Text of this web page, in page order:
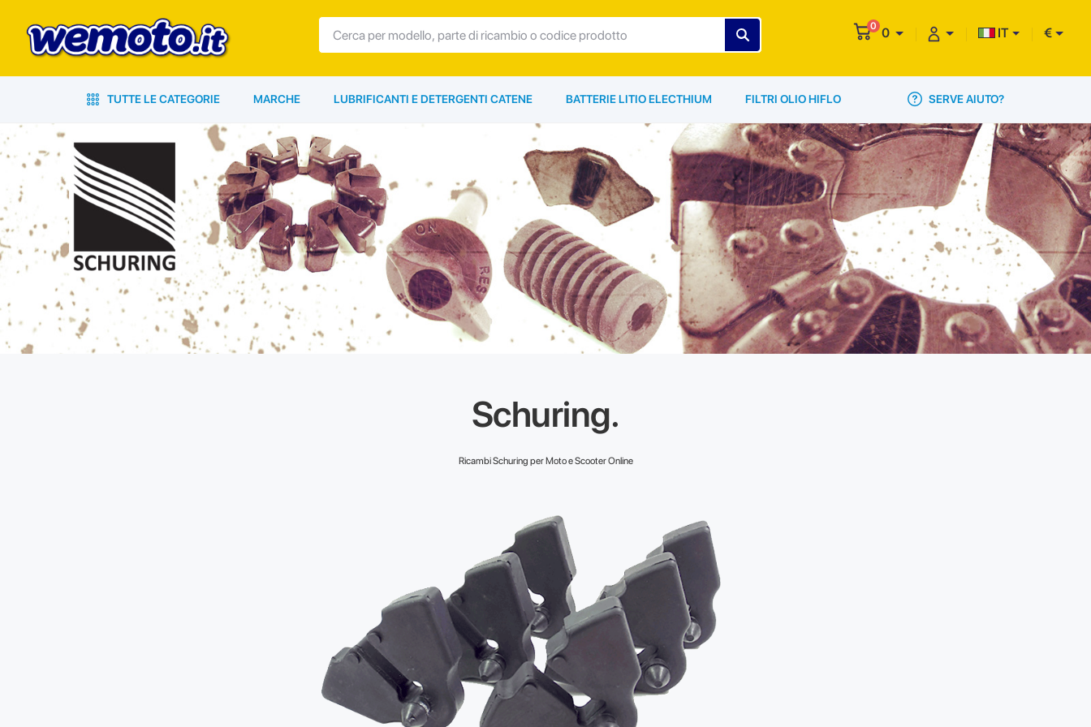
0 0 IT €
TUTTE LE CATEGORIE MARCHE LUBRIFICANTI E DETERGENTI CATENE BATTERIE LITIO ELECTHIUM FILTRI OLIO HIFLO SERVE AIUTO?
Schuring.
Ricambi Schuring per Moto e Scooter Online